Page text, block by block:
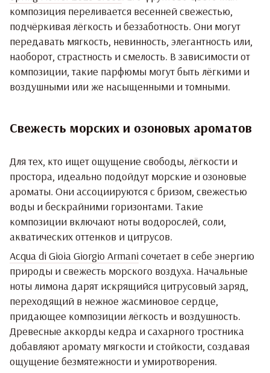
композиция переливается весенней свежестью,
подчёркивая лёгкость и беззаботность. Они могут
передавать мягкость, невинность, элегантность или,
наоборот, страстность и смелость. В зависимости от
композиции, такие парфюмы могут быть лёгкими и
воздушными или же насыщенными и томными.
Свежесть морских и озоновых ароматов
Для тех, кто ищет ощущение свободы, лёгкости и
простора, идеально подойдут морские и озоновые
ароматы. Они ассоциируются с бризом, свежестью
воды и бескрайними горизонтами. Такие
композиции включают ноты водорослей, соли,
акватических оттенков и цитрусов.
Acqua di Gioia Giorgio Armaniсочетает в себе энергию
природы и свежесть морского воздуха. Начальные
ноты лимона дарят искрящийся цитрусовый заряд,
переходящий в нежное жасминовое сердце,
придающее композиции лёгкость и воздушность.
Древесные аккорды кедра и сахарного тростника
добавляют аромату мягкости и стойкости, создавая
ощущение безмятежности и умиротворения.